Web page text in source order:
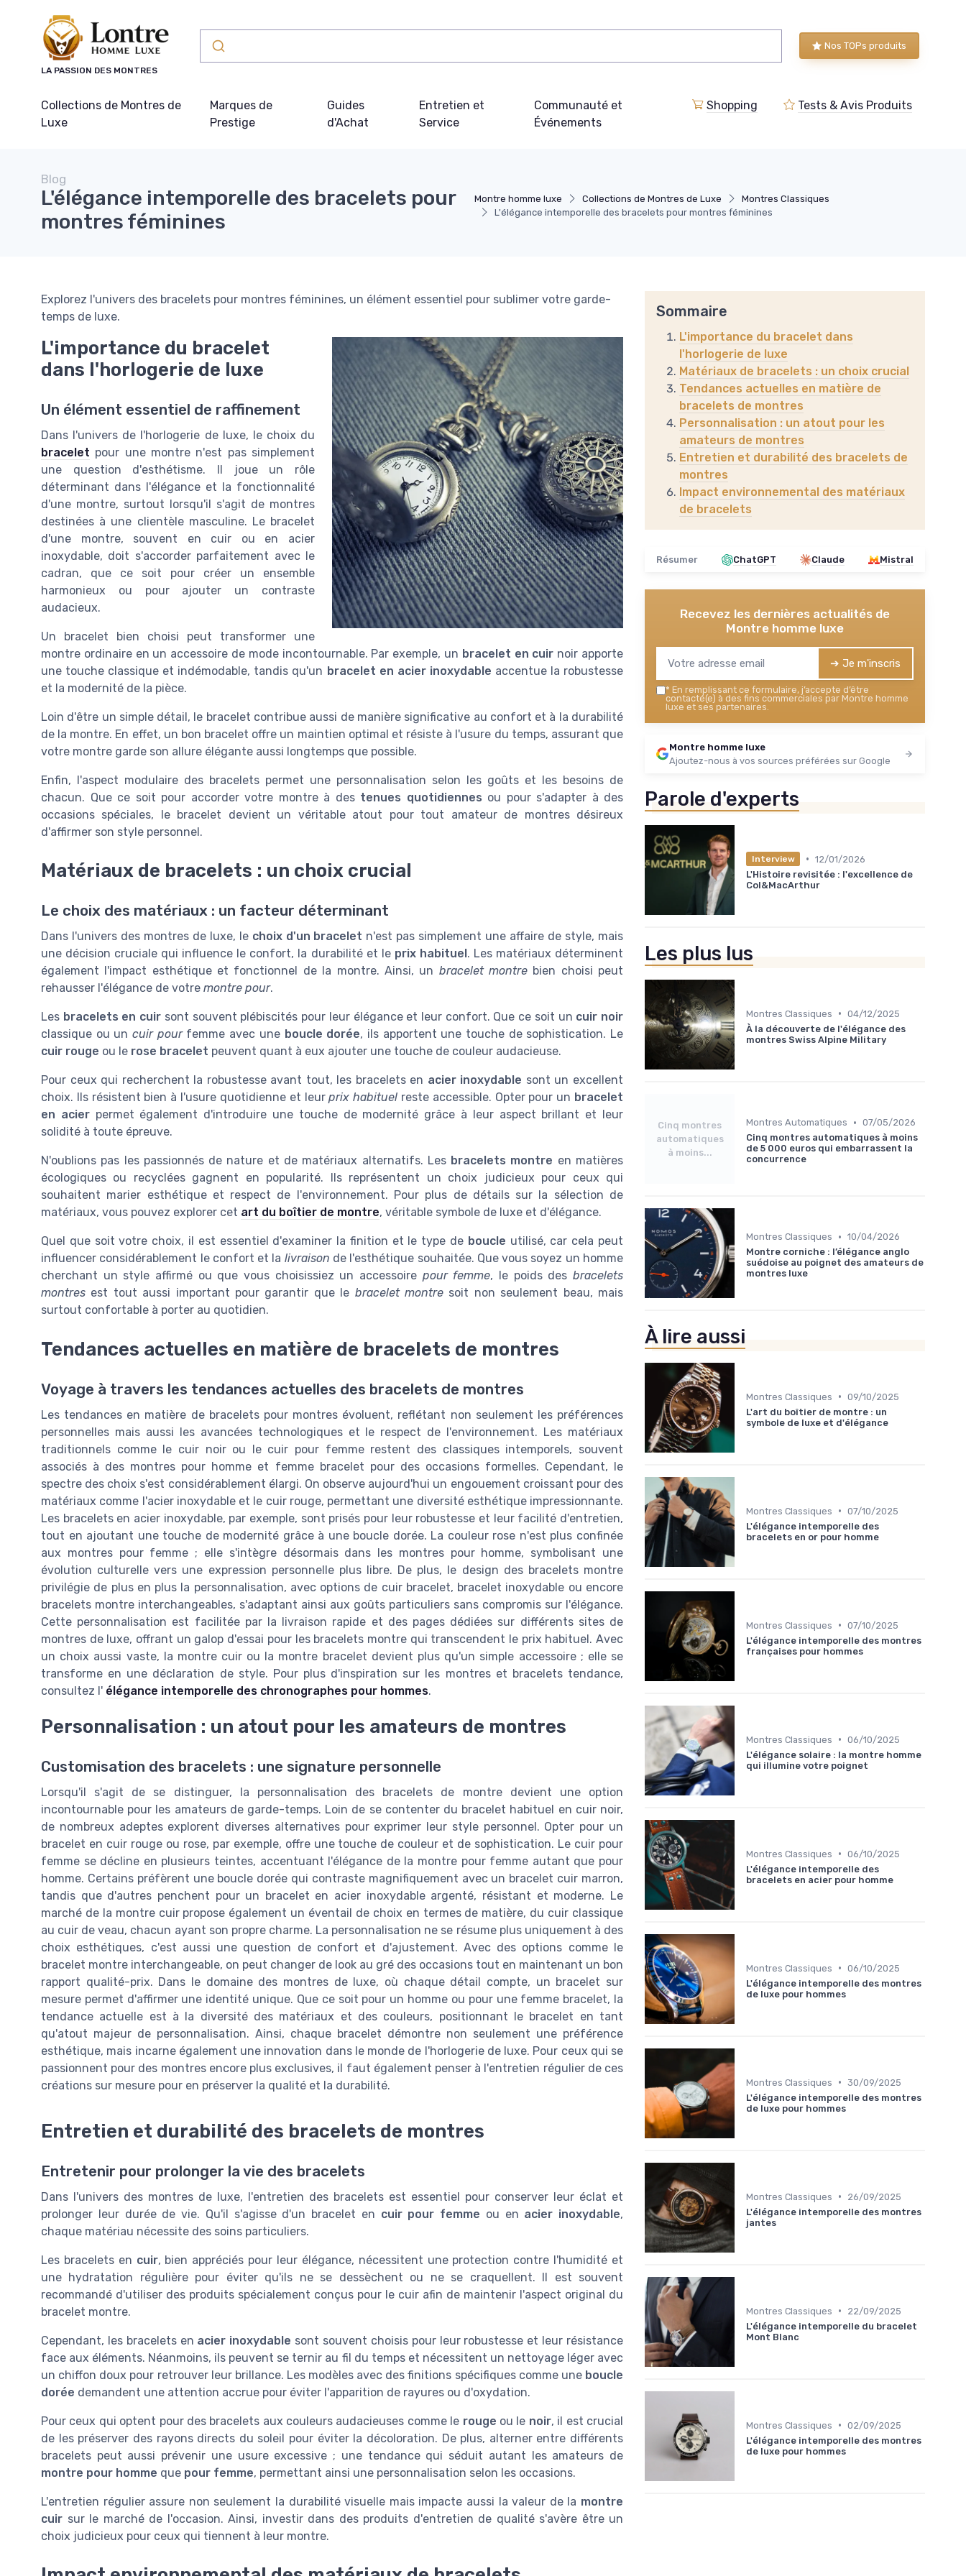
LA PASSION DES MONTRES
Nos TOPs produits
Collections de Montres de
Luxe
Marques de
Prestige
Guides
d'Achat
Entretien et
Service
Communauté et
Événements
Shopping Tests & Avis Produits
Montre homme luxe Collections de Montres de Luxe
Montres Classiques
L'élégance intemporelle des bracelets pour montres féminines
Blog
L'élégance intemporelle des bracelets pour
montres féminines
Explorez l'univers des bracelets pour montres féminines, un élément essentiel pour sublimer votre garde-
temps de luxe.
L'importance du bracelet
dans l'horlogerie de luxe
Un élément essentiel de raffinement
Dans l'univers de l'horlogerie de luxe, le choix du
bracelet pour une montre n'est pas simplement
une question d'esthétisme. Il joue un rôle
déterminant dans l'élégance et la fonctionnalité
d'une montre, surtout lorsqu'il s'agit de montres
destinées à une clientèle masculine. Le bracelet
d'une montre, souvent en cuir ou en acier
inoxydable, doit s'accorder parfaitement avec le
cadran, que ce soit pour créer un ensemble
harmonieux ou pour ajouter un contraste
audacieux.
Un bracelet bien choisi peut transformer une
montre ordinaire en un accessoire de mode incontournable. Par exemple, un bracelet en cuir noir apporte
une touche classique et indémodable, tandis qu'un bracelet en acier inoxydable accentue la robustesse
et la modernité de la pièce.
Loin d'être un simple détail, le bracelet contribue aussi de manière significative au confort et à la durabilité
de la montre. En effet, un bon bracelet offre un maintien optimal et résiste à l'usure du temps, assurant que
votre montre garde son allure élégante aussi longtemps que possible.
Enfin, l'aspect modulaire des bracelets permet une personnalisation selon les goûts et les besoins de
chacun. Que ce soit pour accorder votre montre à des tenues quotidiennes ou pour s'adapter à des
occasions spéciales, le bracelet devient un véritable atout pour tout amateur de montres désireux
d'affirmer son style personnel.
Matériaux de bracelets : un choix crucial
Le choix des matériaux : un facteur déterminant
Dans l'univers des montres de luxe, le choix d'un bracelet n'est pas simplement une affaire de style, mais
une décision cruciale qui influence le confort, la durabilité et le prix habituel . Les matériaux déterminent
également l'impact esthétique et fonctionnel de la montre. Ainsi, un bracelet montrebien choisi peut
rehausser l'élégance de votre montre pour.
Les bracelets en cuir sont souvent plébiscités pour leur élégance et leur confort. Que ce soit un cuir noir
classique ou uncuir pourfemme avec une boucle dorée, ils apportent une touche de sophistication. Le
cuir rouge ou le rose bracelet peuvent quant à eux ajouter une touche de couleur audacieuse.
Pour ceux qui recherchent la robustesse avant tout, les bracelets en acier inoxydable sont un excellent
choix. Ils résistent bien à l'usure quotidienne et leurprix habituel reste accessible. Opter pour un bracelet
en acierpermet également d'introduire une touche de modernité grâce à leur aspect brillant et leur
solidité à toute épreuve.
N'oublions pas les passionnés de nature et de matériaux alternatifs. Les bracelets montre en matières
écologiques ou recyclées gagnent en popularité. Ils représentent un choix judicieux pour ceux qui
souhaitent marier esthétique et respect de l'environnement. Pour plus de détails sur la sélection de
matériaux, vous pouvez explorer cet art du boîtier de montre, véritable symbole de luxe et d'élégance.
Quel que soit votre choix, il est essentiel d'examiner la finition et le type de boucle utilisé, car cela peut
influencer considérablement le confort et la livraison de l'esthétique souhaitée. Que vous soyez un homme
cherchant un style affirmé ou que vous choisissiez un accessoire pour femme, le poids desbracelets
montres est tout aussi important pour garantir que le bracelet montre soit non seulement beau, mais
surtout confortable à porter au quotidien.
Tendances actuelles en matière de bracelets de montres
Voyage à travers les tendances actuelles des bracelets de montres
Les tendances en matière de bracelets pour montres évoluent, reflétant non seulement les préférences
personnelles mais aussi les avancées technologiques et le respect de l'environnement. Les matériaux
traditionnels comme le cuir noir ou le cuir pour femme restent des classiques intemporels, souvent
associés à des montres pour homme et femme bracelet pour des occasions formelles. Cependant, le
spectre des choix s'est considérablement élargi. On observe aujourd'hui un engouement croissant pour des
matériaux comme l'acier inoxydable et le cuir rouge, permettant une diversité esthétique impressionnante.
Les bracelets en acier inoxydable, par exemple, sont prisés pour leur robustesse et leur facilité d'entretien,
tout en ajoutant une touche de modernité grâce à une boucle dorée. La couleur rose n'est plus confinée
aux montres pour femme ; elle s'intègre désormais dans les montres pour homme, symbolisant une
évolution culturelle vers une expression personnelle plus libre. De plus, le design des bracelets montre
privilégie de plus en plus la personnalisation, avec options de cuir bracelet, bracelet inoxydable ou encore
bracelets montre interchangeables, s'adaptant ainsi aux goûts particuliers sans compromis sur l'élégance.
Cette personnalisation est facilitée par la livraison rapide et des pages dédiées sur différents sites de
montres de luxe, offrant un galop d'essai pour les bracelets montre qui transcendent le prix habituel. Avec
un choix aussi vaste, la montre cuir ou la montre bracelet devient plus qu'un simple accessoire ; elle se
transforme en une déclaration de style. Pour plus d'inspiration sur les montres et bracelets tendance,
consultez l' élégance intemporelle des chronographes pour hommes.
Personnalisation : un atout pour les amateurs de montres
Customisation des bracelets : une signature personnelle
Lorsqu'il s'agit de se distinguer, la personnalisation des bracelets de montre devient une option
incontournable pour les amateurs de garde-temps. Loin de se contenter du bracelet habituel en cuir noir,
de nombreux adeptes explorent diverses alternatives pour exprimer leur style personnel. Opter pour un
bracelet en cuir rouge ou rose, par exemple, offre une touche de couleur et de sophistication. Le cuir pour
femme se décline en plusieurs teintes, accentuant l'élégance de la montre pour femme autant que pour
homme. Certains préfèrent une boucle dorée qui contraste magnifiquement avec un bracelet cuir marron,
tandis que d'autres penchent pour un bracelet en acier inoxydable argenté, résistant et moderne. Le
marché de la montre cuir propose également un éventail de choix en termes de matière, du cuir classique
au cuir de veau, chacun ayant son propre charme. La personnalisation ne se résume plus uniquement à des
choix esthétiques, c'est aussi une question de confort et d'ajustement. Avec des options comme le
bracelet montre interchangeable, on peut changer de look au gré des occasions tout en maintenant un bon
rapport qualité-prix. Dans le domaine des montres de luxe, où chaque détail compte, un bracelet sur
mesure permet d'affirmer une identité unique. Que ce soit pour un homme ou pour une femme bracelet, la
tendance actuelle est à la diversité des matériaux et des couleurs, positionnant le bracelet en tant
qu'atout majeur de personnalisation. Ainsi, chaque bracelet démontre non seulement une préférence
esthétique, mais incarne également une innovation dans le monde de l'horlogerie de luxe. Pour ceux qui se
passionnent pour des montres encore plus exclusives, il faut également penser à l'entretien régulier de ces
créations sur mesure pour en préserver la qualité et la durabilité.
Entretien et durabilité des bracelets de montres
Entretenir pour prolonger la vie des bracelets
Dans l'univers des montres de luxe, l'entretien des bracelets est essentiel pour conserver leur éclat et
prolonger leur durée de vie. Qu'il s'agisse d'un bracelet en cuir pour femme ou en acier inoxydable,
chaque matériau nécessite des soins particuliers.
Les bracelets en cuir, bien appréciés pour leur élégance, nécessitent une protection contre l'humidité et
une hydratation régulière pour éviter qu'ils ne se dessèchent ou ne se craquellent. Il est souvent
recommandé d'utiliser des produits spécialement conçus pour le cuir afin de maintenir l'aspect original du
bracelet montre.
Cependant, les bracelets en acier inoxydable sont souvent choisis pour leur robustesse et leur résistance
face aux éléments. Néanmoins, ils peuvent se ternir au fil du temps et nécessitent un nettoyage léger avec
un chiffon doux pour retrouver leur brillance. Les modèles avec des finitions spécifiques comme une boucle
dorée demandent une attention accrue pour éviter l'apparition de rayures ou d'oxydation.
Pour ceux qui optent pour des bracelets aux couleurs audacieuses comme le rouge ou le noir, il est crucial
de les préserver des rayons directs du soleil pour éviter la décoloration. De plus, alterner entre différents
bracelets peut aussi prévenir une usure excessive ; une tendance qui séduit autant les amateurs de
montre pour homme que pour femme, permettant ainsi une personnalisation selon les occasions.
L'entretien régulier assure non seulement la durabilité visuelle mais impacte aussi la valeur de la montre
cuir sur le marché de l'occasion. Ainsi, investir dans des produits d'entretien de qualité s'avère être un
choix judicieux pour ceux qui tiennent à leur montre.
Sommaire
L'importance du bracelet dans
l'horlogerie de luxe
Matériaux de bracelets : un choix crucial
Tendances actuelles en matière de
bracelets de montres
Personnalisation : un atout pour les
amateurs de montres
Entretien et durabilité des bracelets de
montres
Impact environnemental des matériaux
de bracelets
Résumer ChatGPT Claude Mistral
Recevez les dernières actualités de
Montre homme luxe
➔ Je m'inscris
* En remplissant ce formulaire, j’accepte d’être
contacté(e) à des fins commerciales par Montre homme
luxe et ses partenaires.
Montre homme luxe
Ajoutez-nous à vos sources préférées sur Google
Parole d'experts
Interview • 12/01/2026
L'Histoire revisitée : l'excellence de
Col&MacArthur
Les plus lus
Montres Classiques • 04/12/2025
À la découverte de l'élégance des
montres Swiss Alpine Military
Cinq montres
automatiques
à moins...
Montres Automatiques • 07/05/2026
Cinq montres automatiques à moins
de 5 000 euros qui embarrassent la
concurrence
Montres Classiques • 10/04/2026
Montre corniche : l’élégance anglo
suédoise au poignet des amateurs de
montres luxe
À lire aussi
Montres Classiques • 09/10/2025
L'art du boîtier de montre : un
symbole de luxe et d'élégance
Montres Classiques • 07/10/2025
L'élégance intemporelle des
bracelets en or pour homme
Montres Classiques • 07/10/2025
L'élégance intemporelle des montres
françaises pour hommes
Montres Classiques • 06/10/2025
L'élégance solaire : la montre homme
qui illumine votre poignet
Montres Classiques • 06/10/2025
L'élégance intemporelle des
bracelets en acier pour homme
Montres Classiques • 06/10/2025
L'élégance intemporelle des montres
de luxe pour hommes
Montres Classiques • 30/09/2025
L'élégance intemporelle des montres
de luxe pour hommes
Montres Classiques •
26/09/2025
L'élégance intemporelle des montres
jantes
Montres Classiques •
22/09/2025
L'élégance intemporelle du bracelet
Mont Blanc
Montres Classiques • 02/09/2025
L'élégance intemporelle des montres
de luxe pour hommes